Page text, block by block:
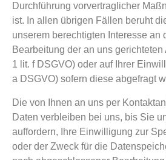
Durchführung vorvertraglicher
ist. In allen übrigen Fällen beruht
unserem berechtigten Interesse an
Bearbeitung der an uns gerichteten
1 lit. f DSGVO) oder auf Ihrer
a DSGVO) sofern diese abgefragt
Die von Ihnen an uns per
Daten verbleiben bei uns, bis Sie
auffordern, Ihre Einwilligung zur
oder der Zweck für die